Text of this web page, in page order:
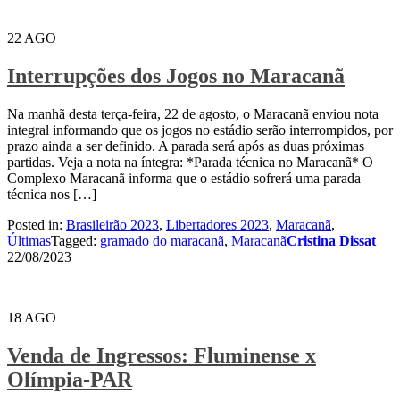
22 AGO
Interrupções dos Jogos no Maracanã
Na manhã desta terça-feira, 22 de agosto, o Maracanã enviou nota
integral informando que os jogos no estádio serão interrompidos, por
prazo ainda a ser definido. A parada será após as duas próximas
partidas. Veja a nota na íntegra: *Parada técnica no Maracanã* O
Complexo Maracanã informa que o estádio sofrerá uma parada
técnica nos […]
Posted in: Brasileirão 2023, Libertadores 2023, Maracanã,
ÚltimasTagged: gramado do maracanã, MaracanãCristina Dissat
22/08/2023
18 AGO
Venda de Ingressos: Fluminense x
Olímpia-PAR